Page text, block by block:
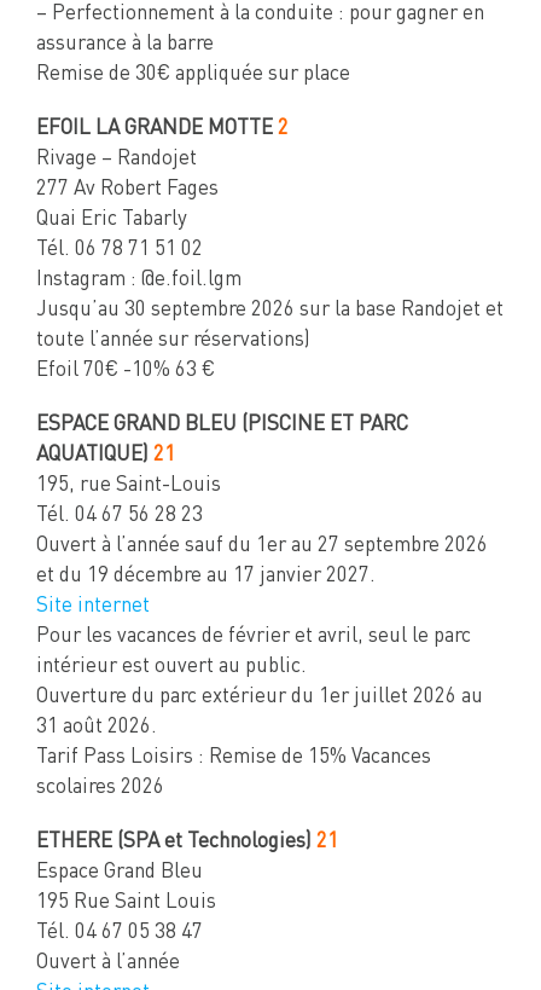
– Perfectionnement à la conduite : pour gagner en
assurance à la barre
Remise de 30€ appliquée sur place
EFOIL LA GRANDE MOTTE 2
Rivage – Randojet
277 Av Robert Fages
Quai Eric Tabarly
Tél. 06 78 71 51 02
Instagram : @e.foil.lgm
Jusqu’au 30 septembre 2026 sur la base Randojet et
toute l’année sur réservations)
Efoil 70€ -10% 63 €
ESPACE GRAND BLEU (PISCINE ET PARC
AQUATIQUE) 21
195, rue Saint-Louis
Tél. 04 67 56 28 23
Ouvert à l’année sauf du 1er au 27 septembre 2026
et du 19 décembre au 17 janvier 2027.
Site internet
Pour les vacances de février et avril, seul le parc
intérieur est ouvert au public.
Ouverture du parc extérieur du 1er juillet 2026 au
31 août 2026.
Tarif Pass Loisirs : Remise de 15% Vacances
scolaires 2026
ETHERE (SPA et Technologies) 21
Espace Grand Bleu
195 Rue Saint Louis
Tél. 04 67 05 38 47
Ouvert à l’année